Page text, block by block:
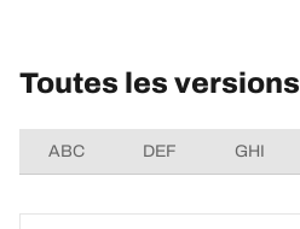
Toutes les versions
ABC DEF GHI